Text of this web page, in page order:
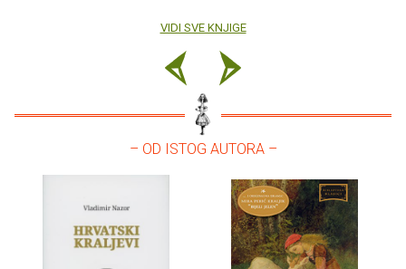
VIDI SVE KNJIGE
– OD ISTOG AUTORA –